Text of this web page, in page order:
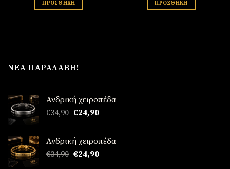
ΠΡΟΣΘΉΚΗ ΠΡΟΣΘΉΚΗ
ΝΈΑ ΠΑΡΑΛΑΒΉ!
Ανδρική χειροπέδα
€34,90 Original
was:
€34,90.
€24,90Η
τιμή
είναι:
€24,90.
Ανδρική χειροπέδα
€34,90 Original
€24,90Η